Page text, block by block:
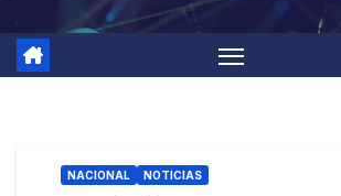
NACIONAL NOTICIAS